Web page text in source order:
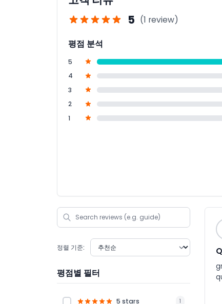
5 (1 review)
평점 분석
5
4
3
2
1
정렬 기준:
평점별 필터
5 stars 1